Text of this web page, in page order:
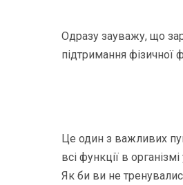
Одразу зауважу, що
підтримання фізичної
Це один з важливих
всі функції в
Як би ви не